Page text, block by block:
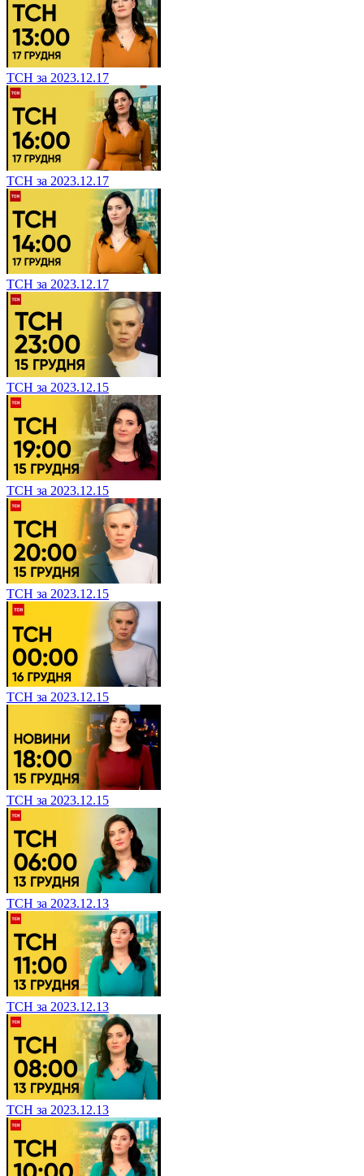
ТСН за 2023.12.17
ТСН за 2023.12.17
ТСН за 2023.12.17
ТСН за 2023.12.15
ТСН за 2023.12.15
ТСН за 2023.12.15
ТСН за 2023.12.15
ТСН за 2023.12.15
ТСН за 2023.12.13
ТСН за 2023.12.13
ТСН за 2023.12.13